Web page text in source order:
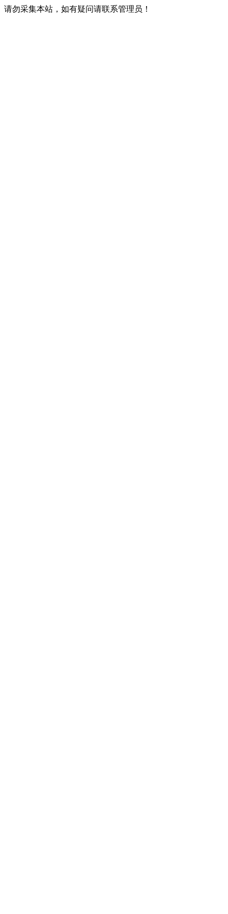
请勿采集本站，如有疑问请联系管理员！